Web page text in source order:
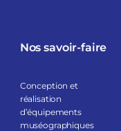
Nos savoir-faire
Conception et
réalisation
d’équipements
muséographiques